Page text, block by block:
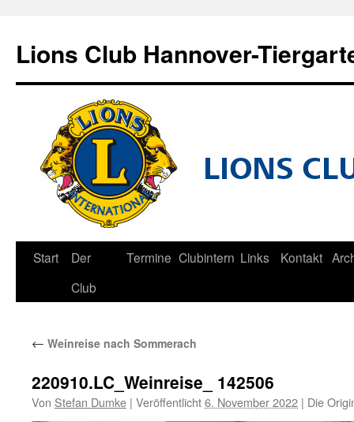
springen
Lions Club Hannover-
Start
Der
Club
Termine Clubintern Links Kontakt
← Weinreise nach Sommerach
220910.LC_Weinreise_ 142506
Von Stefan Dumke | Veröffentlicht6. November 2022 | Die